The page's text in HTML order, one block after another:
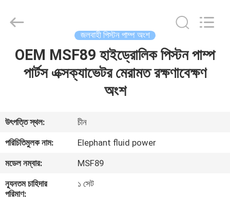
বাড়ি
আমাদের
সম্পর্কে
কারখানা
ভ্রমণ
Power
Co.,Ltd.
Reserved.
জলবাহী পিস্টন পাম্প অংশ
OEM MSF89 হাইড্রোলিক পিস্টন পাম্প
পার্টস এক্সক্যাভেটর মেরামত রক্ষণাবেক্ষণ
অংশ
উৎপত্তি স্থল:
চীন
পরিচিতিমুলক নাম:
Elephant fluid power
মডেল নম্বার:
MSF89
ন্যূনতম চাহিদার
পরিমাণ:
১ সেট